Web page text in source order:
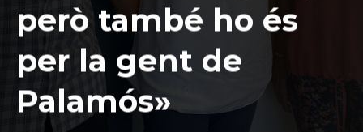
però també ho és
per la gent de
Palamós»